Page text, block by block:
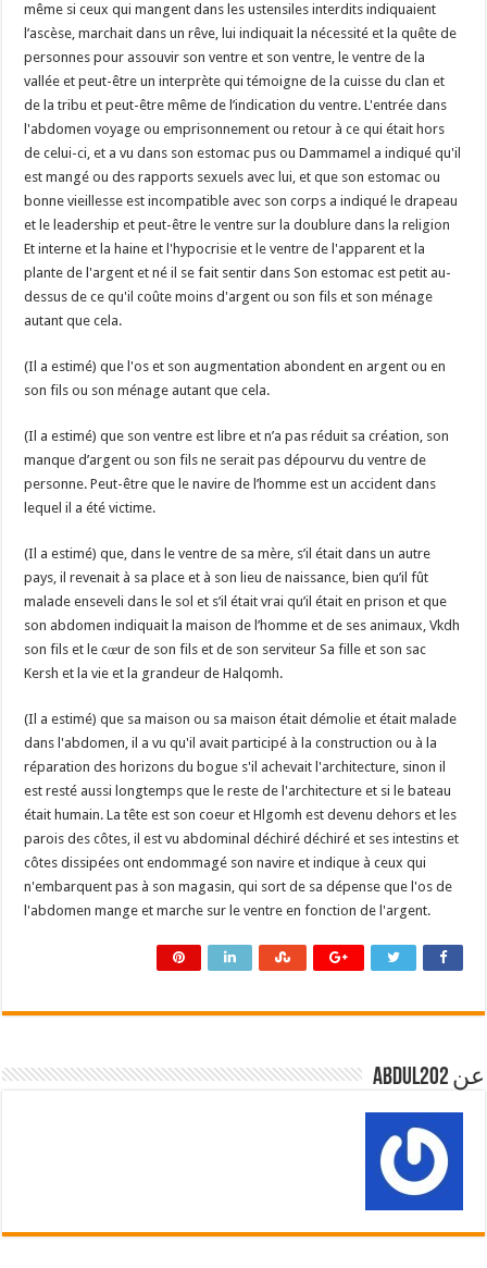
même si ceux qui mangent dans les ustensiles interdits indiquaient
l’ascèse, marchait dans un rêve, lui indiquait la nécessité et la quête de
personnes pour assouvir son ventre et son ventre, le ventre de la
vallée et peut-être un interprète qui témoigne de la cuisse du clan et
de la tribu et peut-être même de l’indication du ventre. L'entrée dans
l'abdomen voyage ou emprisonnement ou retour à ce qui était hors
de celui-ci, et a vu dans son estomac pus ou Dammamel a indiqué qu'il
est mangé ou des rapports sexuels avec lui, et que son estomac ou
bonne vieillesse est incompatible avec son corps a indiqué le drapeau
et le leadership et peut-être le ventre sur la doublure dans la religion
Et interne et la haine et l'hypocrisie et le ventre de l'apparent et la
plante de l'argent et né il se fait sentir dans Son estomac est petit au-
dessus de ce qu'il coûte moins d'argent ou son fils et son ménage
autant que cela.
(Il a estimé) que l'os et son augmentation abondent en argent ou en
son fils ou son ménage autant que cela.
(Il a estimé) que son ventre est libre et n’a pas réduit sa création, son
manque d’argent ou son fils ne serait pas dépourvu du ventre de
personne. Peut-être que le navire de l’homme est un accident dans
lequel il a été victime.
(Il a estimé) que, dans le ventre de sa mère, s’il était dans un autre
pays, il revenait à sa place et à son lieu de naissance, bien qu’il fût
malade enseveli dans le sol et s’il était vrai qu’il était en prison et que
son abdomen indiquait la maison de l’homme et de ses animaux, Vkdh
son fils et le cœur de son fils et de son serviteur Sa fille et son sac
Kersh et la vie et la grandeur de Halqomh.
(Il a estimé) que sa maison ou sa maison était démolie et était malade
dans l'abdomen, il a vu qu'il avait participé à la construction ou à la
réparation des horizons du bogue s'il achevait l'architecture, sinon il
est resté aussi longtemps que le reste de l'architecture et si le bateau
était humain. La tête est son coeur et Hlgomh est devenu dehors et les
parois des côtes, il est vu abdominal déchiré déchiré et ses intestins et
côtes dissipées ont endommagé son navire et indique à ceux qui
n'embarquent pas à son magasin, qui sort de sa dépense que l'os de
l'abdomen mange et marche sur le ventre en fonction de l'argent.
عن abdul202